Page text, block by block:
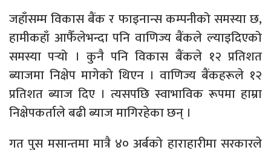
जहाँसम्म विकास बैंक र फाइनान्स कम्पनीको समस्या छ,
हामीकहाँ आफैँलेभन्दा पनि वाणिज्य बैंकले ल्याइदिएको
समस्या पर्‍यो । कुनै पनि विकास बैंकले १२ प्रतिशत
ब्याजमा निक्षेप मागेको थिएन । वाणिज्य बैंकहरूले १२
प्रतिशत ब्याज दिए । त्यसपछि स्वाभाविक रूपमा हाम्रा
निक्षेपकर्ताले बढी ब्याज मागिरहेका छन् ।
गत पुस मसान्तमा मात्रै ४० अर्बको हाराहारीमा सरकारले